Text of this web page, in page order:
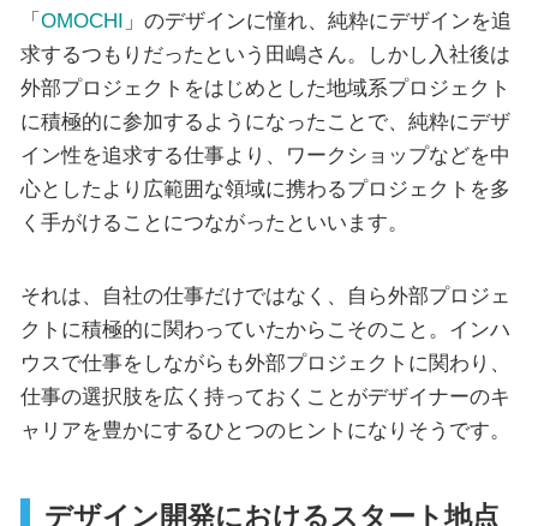
「OMOCHI 」のデザインに憧れ、純粋にデザインを追
求するつもりだったという田嶋さん。しかし入社後は
外部プロジェクトをはじめとした地域系プロジェクト
に積極的に参加するようになったことで、純粋にデザ
イン性を追求する仕事より、ワークショップなどを中
心としたより広範囲な領域に携わるプロジェクトを多
く手がけることにつながったといいます。
それは、自社の仕事だけではなく、自ら外部プロジェ
クトに積極的に関わっていたからこそのこと。インハ
ウスで仕事をしながらも外部プロジェクトに関わり、
仕事の選択肢を広く持っておくことがデザイナーのキ
ャリアを豊かにするひとつのヒントになりそうです。
デザイン開発におけるスタート地点